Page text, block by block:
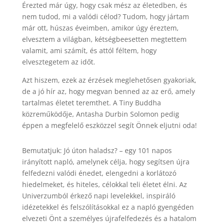
Érezted már úgy, hogy csak mész az életedben, és
nem tudod, mi a valódi célod? Tudom, hogy jártam
már ott, húszas éveimben, amikor úgy éreztem,
elvesztem a világban, kétségbeesetten megtettem
valamit, ami számít, és attól féltem, hogy
elvesztegetem az időt.
Azt hiszem, ezek az érzések meglehetősen gyakoriak,
de a jó hír az, hogy megvan benned az az erő, amely
tartalmas életet teremthet. A Tiny Buddha
közreműködője, Antasha Durbin Solomon pedig
éppen a megfelelő eszközzel segít Önnek eljutni oda!
Bemutatjuk: Jó úton haladsz? – egy 101 napos
irányított napló, amelynek célja, hogy segítsen újra
felfedezni valódi énedet, elengedni a korlátozó
hiedelmeket, és hiteles, célokkal teli életet élni. Az
Univerzumból érkező napi levelekkel, inspiráló
idézetekkel és felszólításokkal ez a napló gyengéden
elvezeti Önt a személyes újrafelfedezés és a hatalom